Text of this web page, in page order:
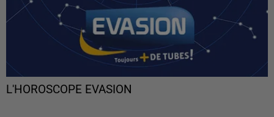
L'HOROSCOPE EVASION